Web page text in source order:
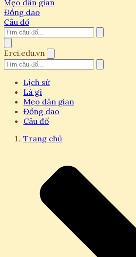
Mẹo dân gian
Đồng dao
Câu đố
Erci.edu.vn
Lịch sử
Là gì
Mẹo dân gian
Đồng dao
Câu đố
Trang chủ